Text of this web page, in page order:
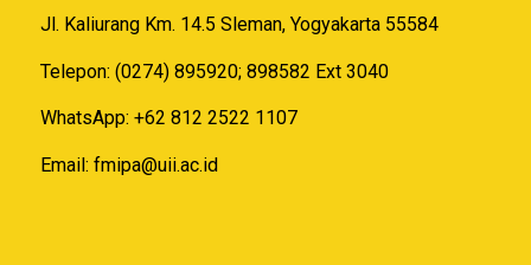
Jl. Kaliurang Km. 14.5 Sleman, Yogyakarta 55584
Telepon: (0274) 895920; 898582 Ext 3040
WhatsApp: +62 812 2522 1107
Email: fmipa@uii.ac.id